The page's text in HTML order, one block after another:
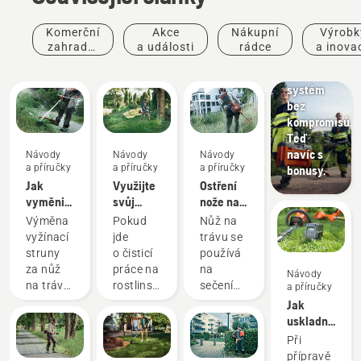
Komerční
zahradní
Akce
a události
Nákupní
rádce
a
Návody
a příručky
Jak
vyměnit
nůž na
trávu
křovinořezu
Výměna
vyžínací
struny
za nůž
na trávu
Husqvarna
je
snadná.
Návody
a příručky
Využijte
svůj
křovinořez
na
maximum
Pokud
jde
o čisticí
práce na
rostlinstvu,
křovinořez
ten
nejvšestrannější
Návody
a příručky
Ostření
nože na
trávu
Nůž na
trávu se
používá
na
sečení
a hustší
trávy, na
kterou
Nabídky
systém
bez
kompromisů.
Teď
navíc s
bonusy.
Návody
a příručky
Jak
uskladnit
akumulátor
Husqvarna
Při
přípravě